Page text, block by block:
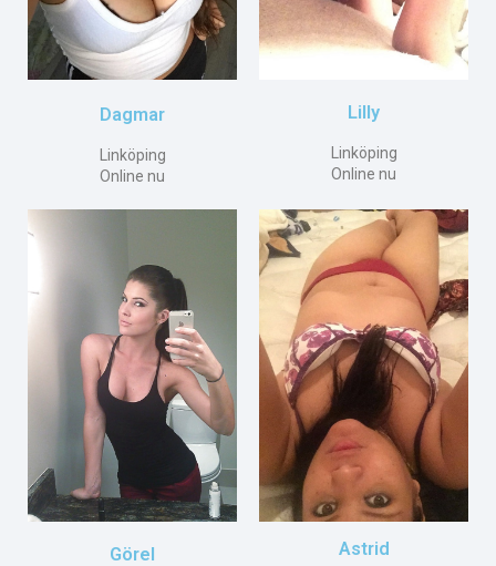
Dagmar
Linköping
Online nu
Lilly
Linköping
Online nu
Görel Astrid